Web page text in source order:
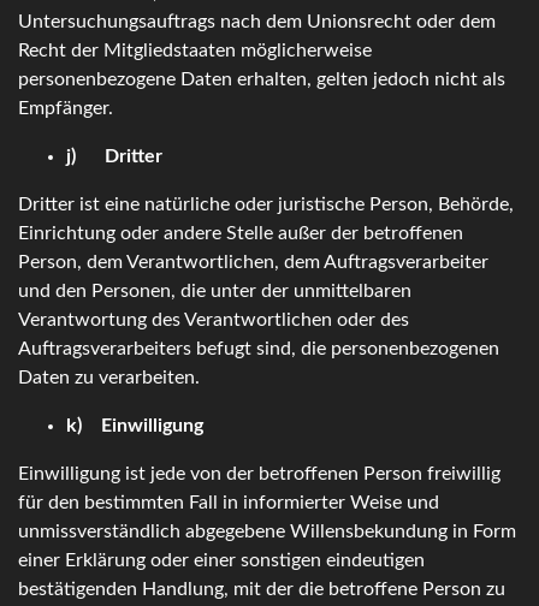
Untersuchungsauftrags nach dem Unionsrecht oder dem
Recht der Mitgliedstaaten möglicherweise
personenbezogene Daten erhalten, gelten jedoch nicht als
Empfänger.
j) Dritter
Dritter ist eine natürliche oder juristische Person, Behörde,
Einrichtung oder andere Stelle außer der betroffenen
Person, dem Verantwortlichen, dem Auftragsverarbeiter
und den Personen, die unter der unmittelbaren
Verantwortung des Verantwortlichen oder des
Auftragsverarbeiters befugt sind, die personenbezogenen
Daten zu verarbeiten.
k) Einwilligung
Einwilligung ist jede von der betroffenen Person freiwillig
für den bestimmten Fall in informierter Weise und
unmissverständlich abgegebene Willensbekundung in Form
einer Erklärung oder einer sonstigen eindeutigen
bestätigenden Handlung, mit der die betroffene Person zu